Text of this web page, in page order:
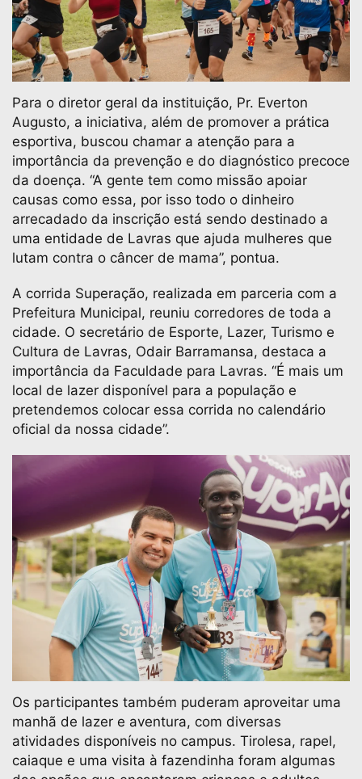
Para o diretor geral da instituição, Pr. Everton
Augusto, a iniciativa, além de promover a prática
esportiva, buscou chamar a atenção para a
importância da prevenção e do diagnóstico precoce
da doença. “A gente tem como missão apoiar
causas como essa, por isso todo o dinheiro
arrecadado da inscrição está sendo destinado a
uma entidade de Lavras que ajuda mulheres que
lutam contra o câncer de mama”, pontua.
A corrida Superação, realizada em parceria com a
Prefeitura Municipal, reuniu corredores de toda a
cidade. O secretário de Esporte, Lazer, Turismo e
Cultura de Lavras, Odair Barramansa, destaca a
importância da Faculdade para Lavras. “É mais um
local de lazer disponível para a população e
pretendemos colocar essa corrida no calendário
oficial da nossa cidade”.
Os participantes também puderam aproveitar uma
manhã de lazer e aventura, com diversas
atividades disponíveis no campus. Tirolesa, rapel,
caiaque e uma visita à fazendinha foram algumas